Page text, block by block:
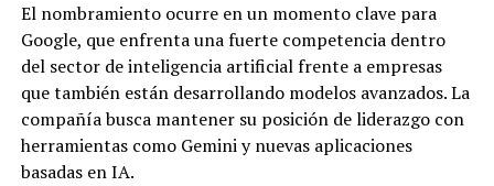
El nombramiento ocurre en un momento clave para
Google, que enfrenta una fuerte competencia dentro
del sector de inteligencia artificial frente a empresas
que también están desarrollando modelos avanzados. La
compañía busca mantener su posición de liderazgo con
herramientas como Gemini y nuevas aplicaciones
basadas en IA.